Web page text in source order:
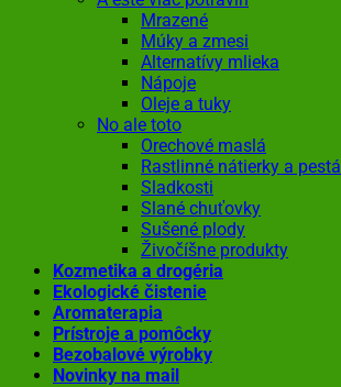
Mrazené
Múky a zmesi
Alternatívy mlieka
Nápoje
Oleje a tuky
No ale toto
Orechové maslá
Rastlinné nátierky a pestá
Sladkosti
Slané chuťovky
Sušené plody
Živočíšne produkty
Kozmetika a drogéria
Ekologické čistenie
Aromaterapia
Prístroje a pomôcky
Bezobalové výrobky
Novinky na mail